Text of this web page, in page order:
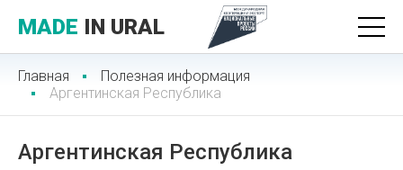
MADE IN URAL
Главная
Полезная информация
Аргентинская Республика
Аргентинская Республика